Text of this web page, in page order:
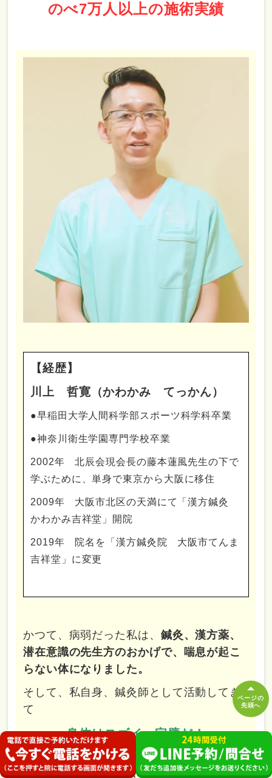
のべ7万人以上の施術実績
【経歴】
川上 哲寛（かわかみ てっかん）
●早稲田大学人間科学部スポーツ科学科卒業
●神奈川衛生学園専門学校卒業
2002年 北辰会現会長の藤本蓮風先生の下で
学ぶために、単身で東京から大阪に移住
2009年 大阪市北区の天満にて「漢方鍼灸
かわかみ吉祥堂」開院
2019年 院名を「漢方鍼灸院 大阪市てんま
吉祥堂」に変更
かつて、病弱だった私は、 鍼灸、漢方薬、
潜在意識の先生方のおかげで、喘息が起こ
らない体になりました。
そして、私自身、鍼灸師として活動してき
て
身体はスゴイ、完璧だ！
ということを、何度も実感しています。
ページの
先頭へ